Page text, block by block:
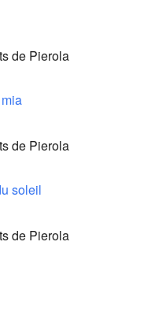
de Pierola
de Pierola
soleil
de Pierola